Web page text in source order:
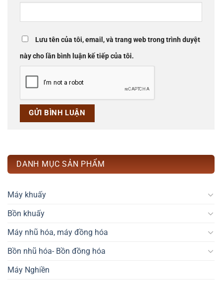
Lưu tên của tôi, email, và trang web trong trình duyệt
này cho lần bình luận kế tiếp của tôi.
DANH MỤC SẢN PHẨM
Máy khuấy
Bồn khuấy
Máy nhũ hóa, máy đồng hóa
Bồn nhũ hóa- Bồn đồng hóa
Máy Nghiền